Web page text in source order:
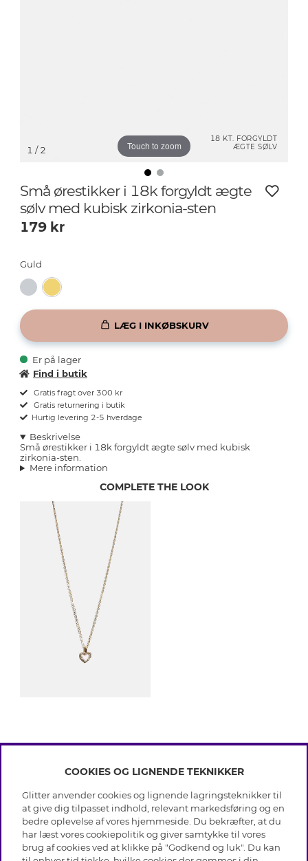
18 KT. FORGYLDT
ÆGTE SØLV
Touch to zoom
1 / 2
Små ørestikker i 18k forgyldt ægte
sølv med kubisk zirkonia-sten
179 kr
Guld
LÆG I INKØBSKURV
Er på lager
Find i butik
Gratis fragt over 300 kr
Gratis returnering i butik
Hurtig levering 2-5 hverdage
Beskrivelse
Små ørestikker i 18k forgyldt ægte sølv med kubisk
zirkonia-sten.
Mere information
COMPLETE THE LOOK
INFO
Betingelser
Databeskyttelsespolitik
Cookies
Medlemsbetingelser
OM GLITTER
Black Friday
Vores butikker
HJÆLP
COOKIES OG LIGNENDE TEKNIKKER
Glitter anvender cookies og lignende lagringsteknikker til
at give dig tilpasset indhold, relevant markedsføring og en
bedre oplevelse af vores hjemmeside. Du bekræfter, at du
har læst vores cookiepolitik og giver samtykke til vores
brug af cookies ved at klikke på "Godkend og luk". Du kan